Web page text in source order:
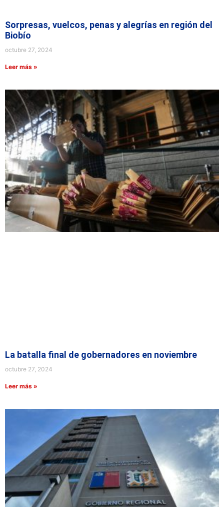
Sorpresas, vuelcos, penas y alegrías en región del
Biobío
octubre 27, 2024
Leer más »
La batalla final de gobernadores en noviembre
octubre 27, 2024
Leer más »